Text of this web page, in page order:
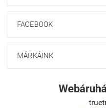
FACEBOOK
MÁRKÁINK